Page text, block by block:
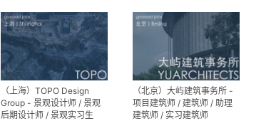
（上海）TOPO Design
Group - 景观设计师 / 景观
后期设计师 / 景观实习生
（北京）大屿建筑事务所 -
项目建筑师 / 建筑师 / 助理
建筑师 / 实习建筑师